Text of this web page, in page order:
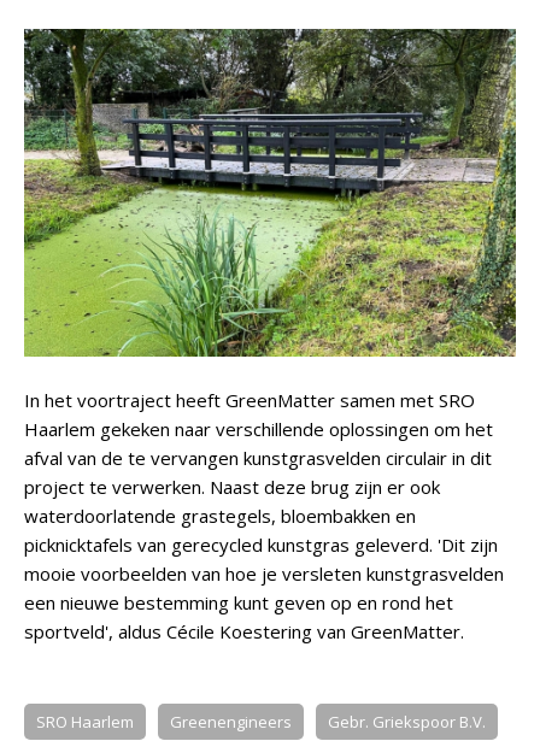
In het voortraject heeft GreenMatter samen met SRO
Haarlem gekeken naar verschillende oplossingen om het
afval van de te vervangen kunstgrasvelden circulair in dit
project te verwerken. Naast deze brug zijn er ook
waterdoorlatende grastegels, bloembakken en
picknicktafels van gerecycled kunstgras geleverd. 'Dit zijn
mooie voorbeelden van hoe je versleten kunstgrasvelden
een nieuwe bestemming kunt geven op en rond het
sportveld', aldus Cécile Koestering van GreenMatter.
SRO Haarlem Greenengineers Gebr. Griekspoor B.V.